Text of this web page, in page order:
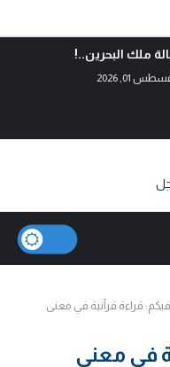
ملك البحرين..!
2026
قراءة قرآنية في معنى
في معنى